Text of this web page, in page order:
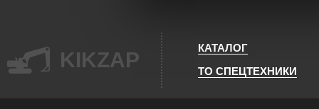
KIKZAP
КАТАЛОГ
ТО СПЕЦТЕХНИКИ